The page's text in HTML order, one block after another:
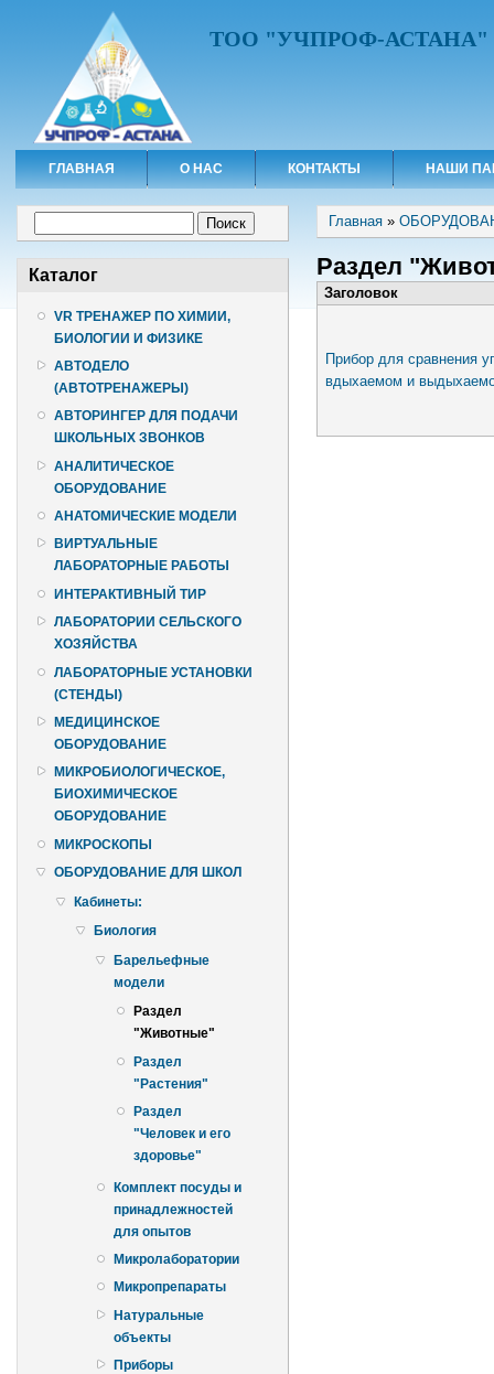
ТОО "УЧПРОФ-АСТАНА"
ГЛАВНАЯ О НАС КОНТАКТЫ НАШИ
Каталог
VR ТРЕНАЖЕР ПО ХИМИИ,
БИОЛОГИИ И ФИЗИКЕ
АВТОДЕЛО
(АВТОТРЕНАЖЕРЫ)
АВТОРИНГЕР ДЛЯ ПОДАЧИ
ШКОЛЬНЫХ ЗВОНКОВ
АНАЛИТИЧЕСКОЕ
ОБОРУДОВАНИЕ
АНАТОМИЧЕСКИЕ МОДЕЛИ
ВИРТУАЛЬНЫЕ
ЛАБОРАТОРНЫЕ РАБОТЫ
ИНТЕРАКТИВНЫЙ ТИР
ЛАБОРАТОРИИ СЕЛЬСКОГО
ХОЗЯЙСТВА
ЛАБОРАТОРНЫЕ УСТАНОВКИ
(СТЕНДЫ)
МЕДИЦИНСКОЕ
ОБОРУДОВАНИЕ
МИКРОБИОЛОГИЧЕСКОЕ,
БИОХИМИЧЕСКОЕ
ОБОРУДОВАНИЕ
МИКРОСКОПЫ
ОБОРУДОВАНИЕ ДЛЯ ШКОЛ
Кабинеты:
Биология
Барельефные
модели
Раздел
"Животные"
Раздел
"Растения"
Раздел
"Человек и его
здоровье"
Комплект посуды и
принадлежностей
для опытов
Микролаборатории
Микропрепараты
Натуральные
объекты
Приборы
Вы здесь
Главная »
Раздел
Заголовок
Прибор для сравнения
вдыхаемом и